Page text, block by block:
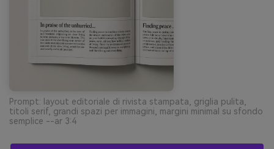
Prompt: layout editoriale di rivista stampata, griglia pulita,
titoli serif, grandi spazi per immagini, margini minimal su sfondo
semplice --ar 3:4